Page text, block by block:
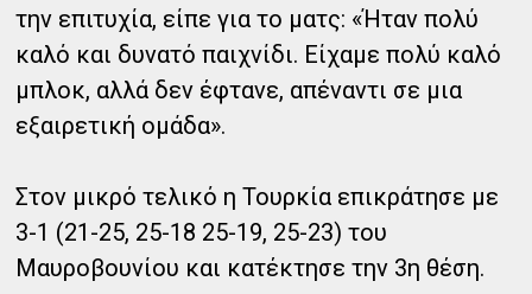
την επιτυχία, είπε για το ματς: «Ήταν πολύ
καλό και δυνατό παιχνίδι. Είχαμε πολύ καλό
μπλοκ, αλλά δεν έφτανε, απέναντι σε μια
εξαιρετική ομάδα».
Στον μικρό τελικό η Τουρκία επικράτησε με
3-1 (21-25, 25-18 25-19, 25-23) του
Μαυροβουνίου και κατέκτησε την 3η θέση.